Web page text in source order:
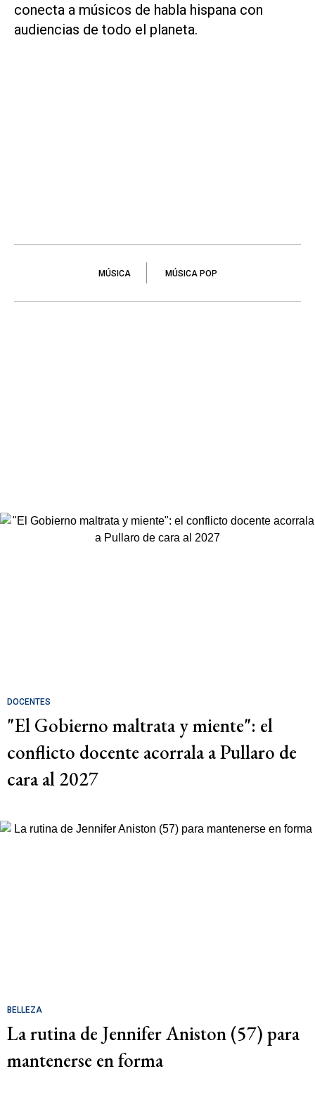
conecta a músicos de habla hispana con
audiencias de todo el planeta.
MÚSICA MÚSICA POP
DOCENTES
"El Gobierno maltrata y miente": el
conflicto docente acorrala a Pullaro de
cara al 2027
BELLEZA
La rutina de Jennifer Aniston (57) para
mantenerse en forma